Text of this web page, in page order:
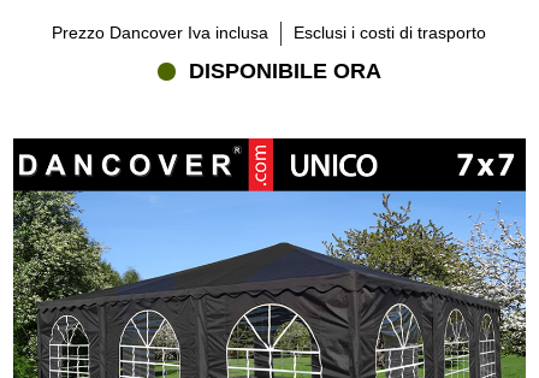
Prezzo Dancover Iva inclusa Esclusi i costi di trasporto
DISPONIBILE ORA